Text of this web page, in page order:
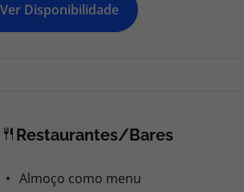
Ver Disponibilidade
Restaurantes/Bares
Almoço como menu